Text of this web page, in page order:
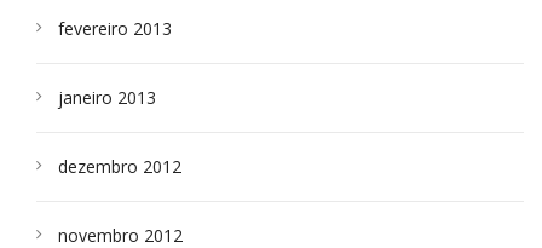
fevereiro 2013
janeiro 2013
dezembro 2012
novembro 2012